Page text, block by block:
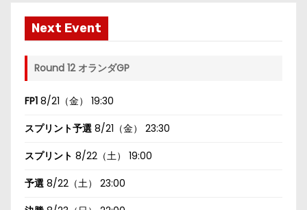
Next Event
Round 12 オランダGP
FP1 8/21（金） 19:30
スプリント予選 8/21（金） 23:30
スプリント 8/22（土） 19:00
予選 8/22（土） 23:00